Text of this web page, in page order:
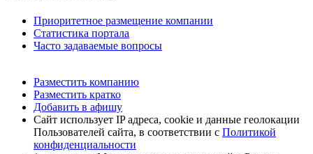
Приоритетное размещение компании
Статистика портала
Часто задаваемые вопросы
Разместить компанию
Разместить кратко
Добавить в афишу
Сайт использует IP адреса, cookie и данные геолокации
Пользователей сайта, в соответствии с Политикой
конфиденциальности